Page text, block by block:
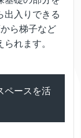
出入りできる
ら梯子など
れます。
ペースを活